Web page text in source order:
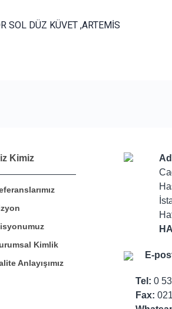
SOL DÜZ KÜVET ,ARTEMİS
Bu ürüne ilk yorumu siz yapın!
Yorum Yaz
Kimiz
Kimlik
Anlayışımız
E-
Tel: 0
Fax: